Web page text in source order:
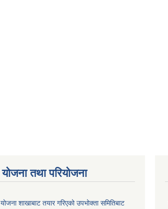
योजना तथा परियोजना
योजना शाखाबाट तयार गरिएको उपभोक्ता समितिबाट